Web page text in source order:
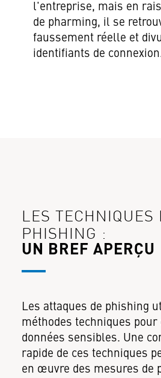
l'entreprise, mais en
de pharming, il se
faussement réelle et
identifiants de
LES TECHNIQUES
PHISHING :
UN BREF APERÇU
Les attaques de phishing
méthodes techniques pour
données sensibles. Une
rapide de ces techniques
en œuvre des mesures de